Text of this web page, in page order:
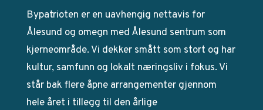
Bypatrioten er en uavhengig nettavis for
Ålesund og omegn med Ålesund sentrum som
kjerneområde. Vi dekker smått som stort og har
kultur, samfunn og lokalt næringsliv i fokus. Vi
står bak flere åpne arrangementer gjennom
hele året i tillegg til den årlige